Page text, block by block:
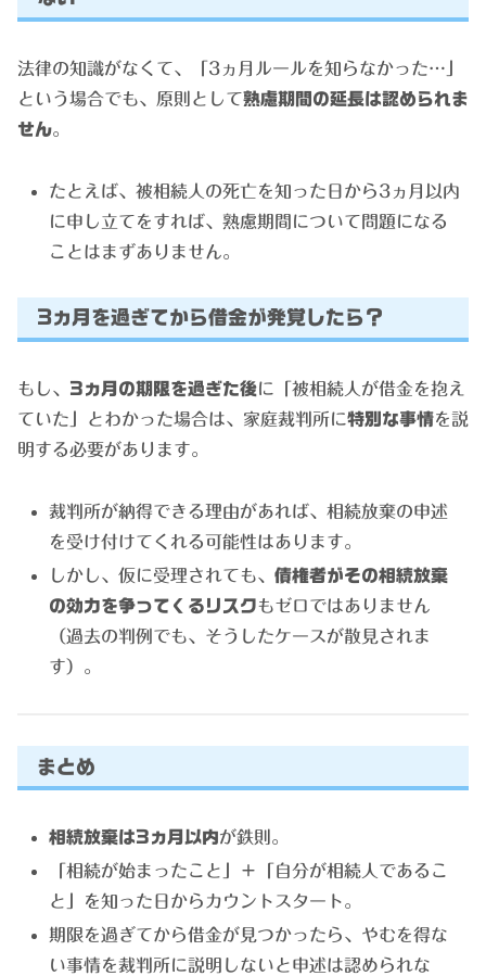
法律の知識がなくて、「3ヵ月ルールを知らなかった…」
という場合でも、原則として熟慮期間の延長は認められま
せん。
たとえば、被相続人の死亡を知った日から3ヵ月以内
に申し立てをすれば、熟慮期間について問題になる
ことはまずありません。
3ヵ月を過ぎてから借金が発覚したら？
もし、 3ヵ月の期限を過ぎた後に「被相続人が借金を抱え
ていた」とわかった場合は、家庭裁判所に特別な事情を説
明する必要があります。
裁判所が納得できる理由があれば、相続放棄の申述
を受け付けてくれる可能性はあります。
しかし、仮に受理されても、債権者がその相続放棄
の効力を争ってくるリスクもゼロではありません
（過去の判例でも、そうしたケースが散見されま
す）。
まとめ
相続放棄は3ヵ月以内が鉄則。
「相続が始まったこと」＋「自分が相続人であるこ
と」を知った日からカウントスタート。
期限を過ぎてから借金が見つかったら、やむを得な
い事情を裁判所に説明しないと申述は認められな